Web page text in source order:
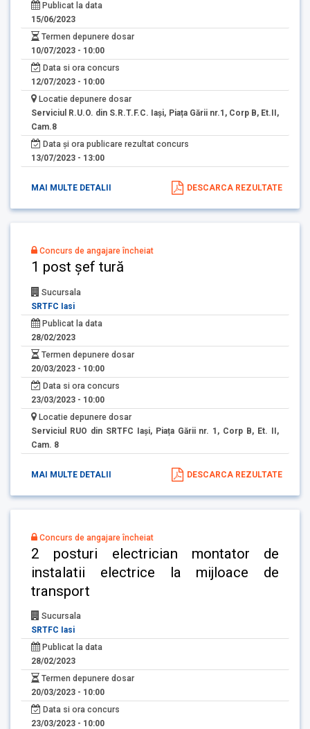
Publicat la data
15/06/2023
Termen depunere dosar
10/07/2023 - 10:00
Data si ora concurs
12/07/2023 - 10:00
Locatie depunere dosar
Serviciul R.U.O. din S.R.T.F.C. Iași, Piața Gării nr.1, Corp B, Et.II,
Cam.8
Data și ora publicare rezultat concurs
13/07/2023 - 13:00
MAI MULTE DETALII DESCARCA REZULTATE
Concurs de angajare încheiat
1 post șef tură
Sucursala
SRTFC Iasi
Publicat la data
28/02/2023
Termen depunere dosar
20/03/2023 - 10:00
Data si ora concurs
23/03/2023 - 10:00
Locatie depunere dosar
Serviciul RUO din SRTFC Iași, Piața Gării nr. 1, Corp B, Et. II,
Cam. 8
MAI MULTE DETALII DESCARCA REZULTATE
Concurs de angajare încheiat
2 posturi electrician montator de
instalatii electrice la mijloace de
transport
Sucursala
SRTFC Iasi
Publicat la data
28/02/2023
Termen depunere dosar
20/03/2023 - 10:00
Data si ora concurs
23/03/2023 - 10:00